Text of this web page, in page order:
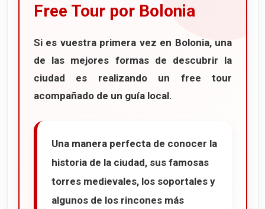
Free Tour por Bolonia
Si es vuestra primera vez en Bolonia, una
de las mejores formas de descubrir la
ciudad es realizando un free tour
acompañado de un guía local.
Una manera perfecta de conocer la
historia de la ciudad, sus famosas
torres medievales, los soportales y
algunos de los rincones más